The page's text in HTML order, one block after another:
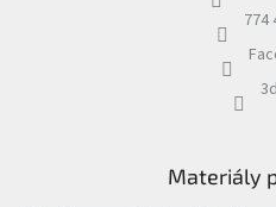
774
Materiály